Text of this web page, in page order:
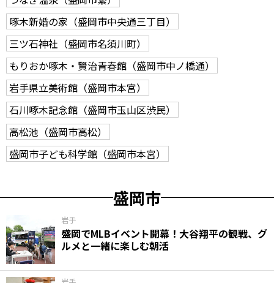
啄木新婚の家（盛岡市中央通三丁目）
三ツ石神社（盛岡市名須川町）
もりおか啄木・賢治青春館（盛岡市中ノ橋通）
岩手県立美術館（盛岡市本宮）
石川啄木記念館（盛岡市玉山区渋民）
高松池（盛岡市高松）
盛岡市子ども科学館（盛岡市本宮）
盛岡市
岩手
盛岡でMLBイベント開幕！大谷翔平の観戦、グ
ルメと一緒に楽しむ朝活